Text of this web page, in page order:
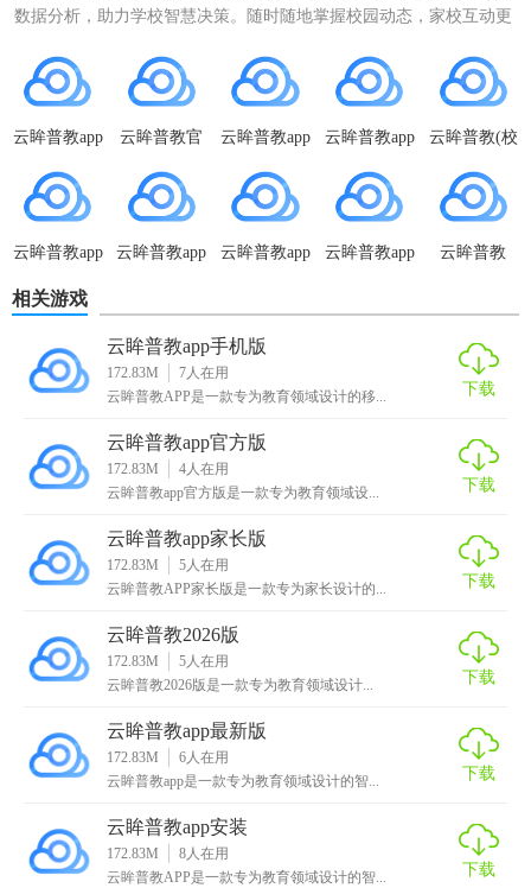
云眸普教app安卓版优势
1. 高效便捷：通过移动应用实现随时随地的学习和互动，大
大提高了教学的灵活性和效率。
级，满足不同层次和需求的用户。
化的学习建议和资源推荐。
云眸普教app安卓版测评
云眸普教app安卓版在教育领域表现出色，其丰富的功能和资
源为用户提供了极大的便利。无论是教师还是学生，都能从
中受益。该软件的互动教学功能增强了课堂的互动性，提高
了学生的学习兴趣和参与度。同时，个性化的学习方案和实
时同步功能使学习更加灵活和高效。总体来说，云眸普教app
数据分析，助力学校智慧决策。随时随地掌握校园动态，家校互动更
云眸普教app
云眸普教官
云眸普教app
云眸普教app
云眸普教(校
平台)
云眸普教app
云眸普教app
云眸普教app
云眸普教app
云眸普教
相关游戏
云眸普教app手机版
172.83M 7人在用
云眸普教APP是一款专为教育领域设计的移...
下载
云眸普教app官方版
172.83M 4人在用
云眸普教app官方版是一款专为教育领域设...
下载
云眸普教app家长版
172.83M 5人在用
云眸普教APP家长版是一款专为家长设计的...
下载
云眸普教2026版
172.83M 5人在用
云眸普教2026版是一款专为教育领域设计...
下载
云眸普教app最新版
172.83M 6人在用
云眸普教app是一款专为教育领域设计的智...
下载
云眸普教app安装
172.83M 8人在用
云眸普教APP是一款专为教育领域设计的智...
下载